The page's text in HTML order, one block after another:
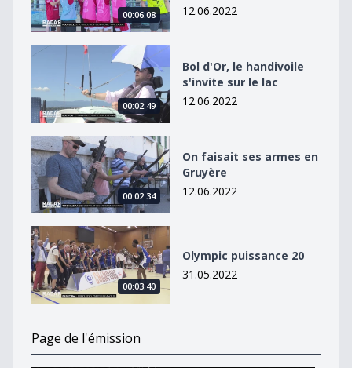
00:06:08
12.06.2022
Bol d&#039;Or, le handivoile s&#039;invite sur le lac
00:02:49
Bol d'Or, le handivoile
s'invite sur le lac
12.06.2022
On faisait ses armes en Gruyère
00:02:34
On faisait ses armes en
Gruyère
12.06.2022
Olympic puissance 20
00:03:40
Olympic puissance 20
31.05.2022
Page de l'émission